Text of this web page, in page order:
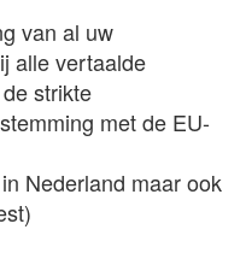
van al uw
alle vertaalde
strikte
met de EU-
Nederland maar ook